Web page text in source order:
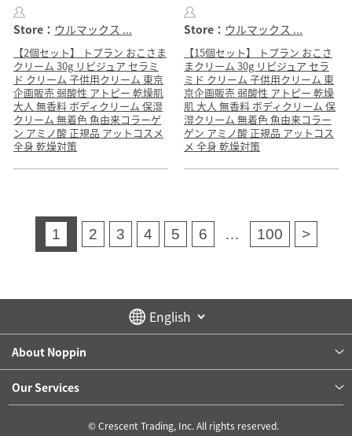
Store： ウルマックス ...
【2個セット】 トプラン おこさま
クリーム 30g リピジュア セラミ
ド クリーム 子供用クリーム 東京
企画販売 弱酸性 アトピー 乾燥肌
大人 無香料 ボディクリーム 保湿
クリーム 無着色 魚由来コラーゲ
ン アミノ酸 正規品 アットコスメ
全身 乾燥対策
Store： ウルマックス ...
【15個セット】 トプラン おこさ
まクリーム 30g リピジュア セラ
ミド クリーム 子供用クリーム 東
京企画販売 弱酸性 アトピー 乾燥
肌 大人 無香料 ボディクリーム 保
湿クリーム 無着色 魚由来コラー
ゲン アミノ酸 正規品 アットコス
メ 全身 乾燥対策
1 2 3 4 5 6 … 100 >
About Noppin
Our Services
© Crescent Trading, Inc. All rights reserved.